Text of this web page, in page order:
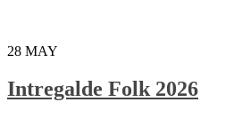
28 MAY
Intregalde Folk 2026